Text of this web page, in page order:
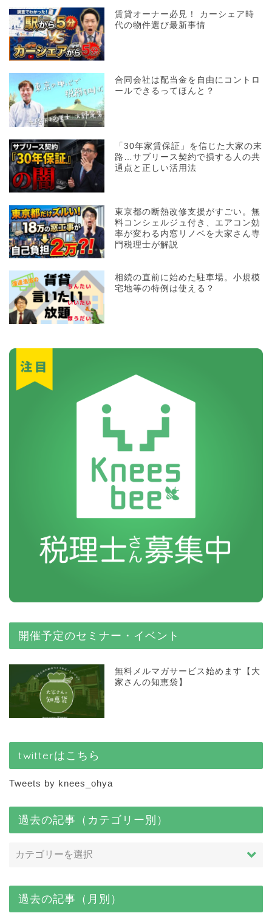
賃貸オーナー必見！ カーシェア時
代の物件選び最新事情
合同会社は配当金を自由にコントロ
ールできるってほんと？
「30年家賃保証」を信じた大家の末
路…サブリース契約で損する人の共
通点と正しい活用法
東京都の断熱改修支援がすごい。無
料コンシェルジュ付き、エアコン効
率が変わる内窓リノベを大家さん専
門税理士が解説
相続の直前に始めた駐車場。小規模
宅地等の特例は使える？
開催予定のセミナー・イベント
無料メルマガサービス始めます【大
家さんの知恵袋】
twitterはこちら
Tweets by knees_ohya
過去の記事（カテゴリー別）
過去の記事（月別）